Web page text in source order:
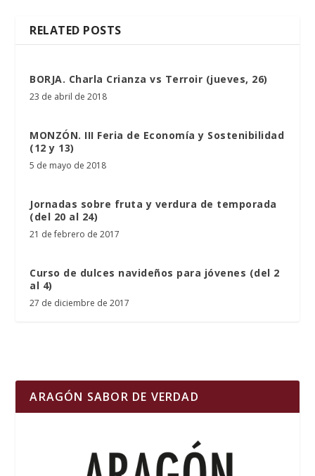
RELATED POSTS
BORJA. Charla Crianza vs Terroir (jueves, 26)
23 de abril de 2018
MONZÓN. III Feria de Economía y Sostenibilidad
(12 y 13)
5 de mayo de 2018
Jornadas sobre fruta y verdura de temporada
(del 20 al 24)
21 de febrero de 2017
Curso de dulces navideños para jóvenes (del 2
al 4)
27 de diciembre de 2017
ARAGÓN SABOR DE VERDAD